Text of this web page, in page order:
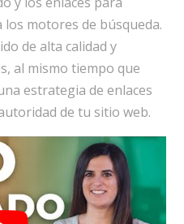
motores de búsqueda.
de alta calidad y
al mismo tiempo que
estrategia de enlaces
de tu sitio web.